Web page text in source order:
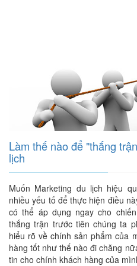
Làm thế nào để "thắng
lịch
Muốn Marketing du lịch hiệu
nhiều yếu tố để thực hiện điều
có thể áp dụng ngay cho
thắng trận trước tiên chúng ta
hiểu rõ về chính sản phẩm của
hàng tốt như thế nào đi chăng
tin cho chính khách hàng của